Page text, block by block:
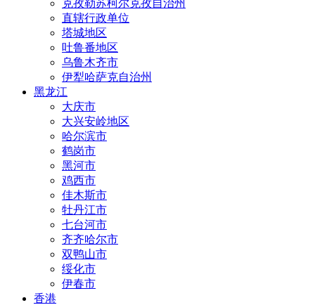
克孜勒苏柯尔克孜自治州
直辖行政单位
塔城地区
吐鲁番地区
乌鲁木齐市
伊犁哈萨克自治州
黑龙江
大庆市
大兴安岭地区
哈尔滨市
鹤岗市
黑河市
鸡西市
佳木斯市
牡丹江市
七台河市
齐齐哈尔市
双鸭山市
绥化市
伊春市
香港